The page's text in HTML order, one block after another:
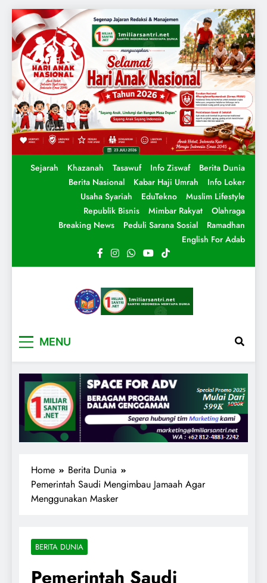
Sejarah Khazanah Tasawuf Info Ziswaf
Berita Dunia
Berita Nasional
Kabar Haji Umrah
Info Loker
Usaha Syariah
EduTekno
Muslim Lifestyle
Republik Bisnis
Mimbar Rakyat
Olahraga
Breaking News
Peduli Sarana Sosial
Ramadhan
English For Adab
MENU
Home
Berita Dunia
Pemerintah Saudi Mengimbau Jamaah Agar
Menggunakan Masker
BERITA DUNIA
Pemerintah Saudi